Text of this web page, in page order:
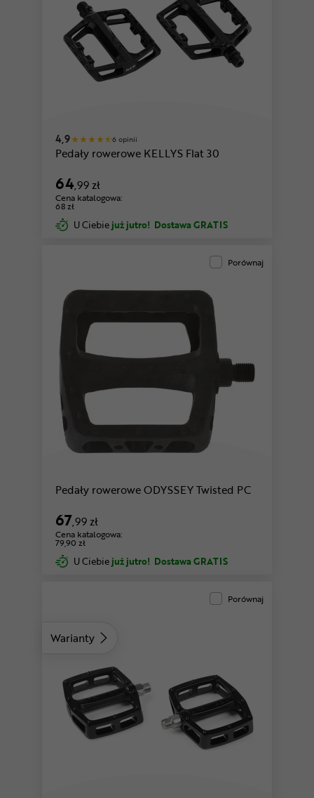
4,9 6 opinii
Pedały rowerowe KELLYS Flat 30
64,99 zł
Cena katalogowa:
68 zł
U Ciebie już jutro! Dostawa GRATIS
Porównaj
Pedały rowerowe ODYSSEY Twisted PC
67,99 zł
Cena katalogowa:
79,90 zł
U Ciebie już jutro! Dostawa GRATIS
Warianty
Porównaj